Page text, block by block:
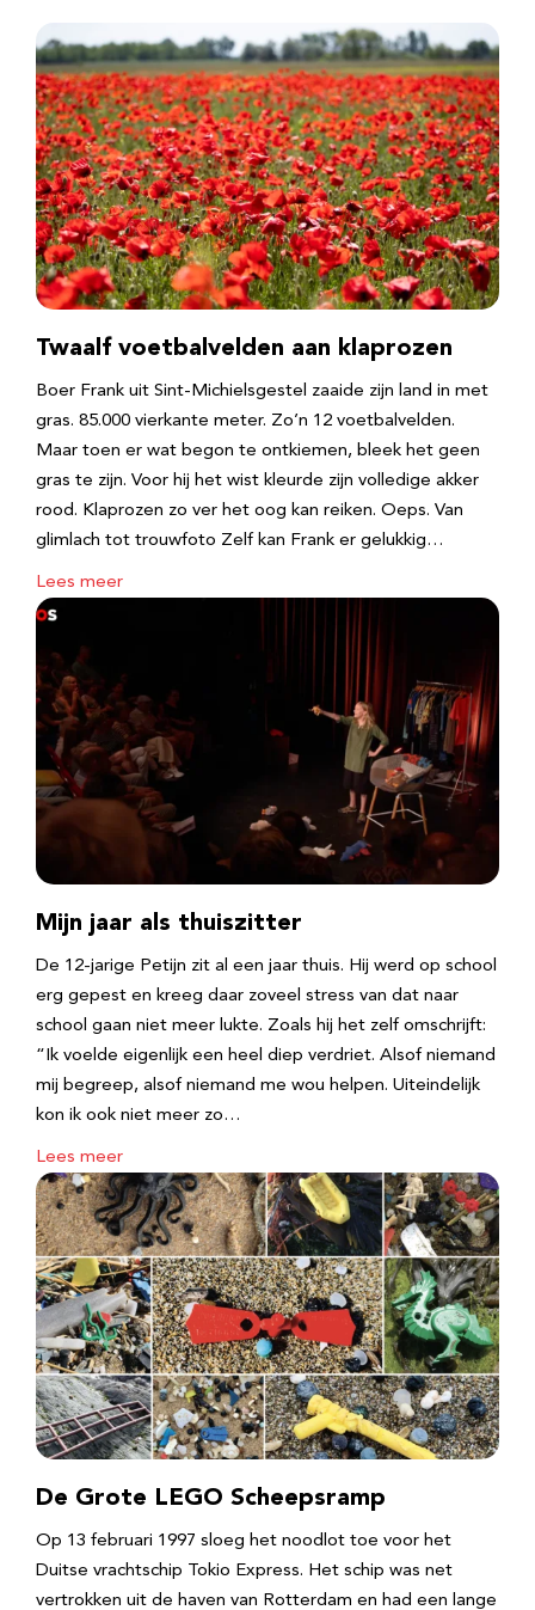
Twaalf voetbalvelden aan klaprozen
Boer Frank uit Sint-Michielsgestel zaaide zijn land in met
gras. 85.000 vierkante meter. Zo’n 12 voetbalvelden.
Maar toen er wat begon te ontkiemen, bleek het geen
gras te zijn. Voor hij het wist kleurde zijn volledige akker
rood. Klaprozen zo ver het oog kan reiken. Oeps. Van
glimlach tot trouwfoto Zelf kan Frank er gelukkig…
Lees meer
Mijn jaar als thuiszitter
De 12-jarige Petijn zit al een jaar thuis. Hij werd op school
erg gepest en kreeg daar zoveel stress van dat naar
school gaan niet meer lukte. Zoals hij het zelf omschrijft:
“Ik voelde eigenlijk een heel diep verdriet. Alsof niemand
mij begreep, alsof niemand me wou helpen. Uiteindelijk
kon ik ook niet meer zo…
Lees meer
De Grote LEGO Scheepsramp
Op 13 februari 1997 sloeg het noodlot toe voor het
Duitse vrachtschip Tokio Express. Het schip was net
vertrokken uit de haven van Rotterdam en had een lange